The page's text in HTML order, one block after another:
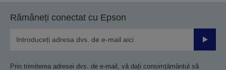
Rămâneți conectat cu Epson
Prin trimiterea adresei dvs. de e-mail, vă dați consimțământul să